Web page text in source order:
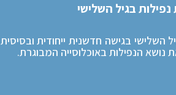
בגיל השלישי
השלישי בגישה חדשנית ייחודית ובסיסית
הנפילות באוכלוסייה המבוגרת.